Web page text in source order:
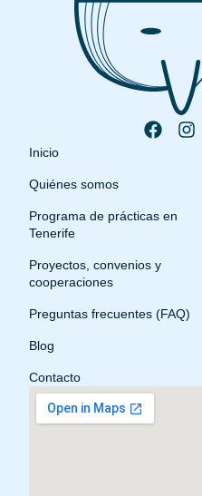
Inicio
Quiénes somos
Programa de prácticas en
Tenerife
Proyectos, convenios y
cooperaciones
Preguntas frecuentes (FAQ)
Blog
Contacto